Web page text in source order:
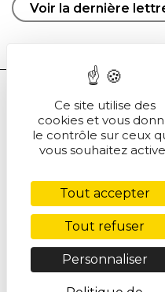
Voir la dernière
Cookies
© Société
Ce site utilise des
cookies et vous
le contrôle sur ceux
vous souhaitez
Tout accepter
Tout refuser
Personnaliser